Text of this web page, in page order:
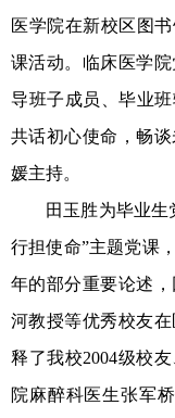
医学院在新校区图
课活动。临床医学
导班子成员、毕业
共话初心使命，畅
媛主持。
田玉胜为毕业生
行担使命”主题党课
年的部分重要论述，
河教授等优秀校友
释了我校2004级校
院麻醉科医生张军桥